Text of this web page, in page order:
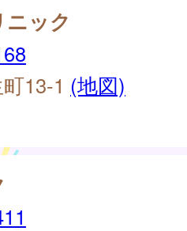
ック
13-1 (地図)